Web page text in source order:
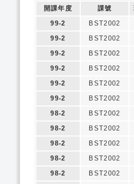
開課年度 課號
99-2
BST2002
99-2
BST2002
99-2
BST2002
99-2
BST2002
99-2
BST2002
99-2
BST2002
98-2
BST2002
98-2
BST2002
98-2
BST2002
98-2
BST2002
98-2
BST2002